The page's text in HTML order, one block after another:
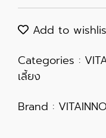
Add to
Categories :
เลี้ยง
Brand : VITAINNO